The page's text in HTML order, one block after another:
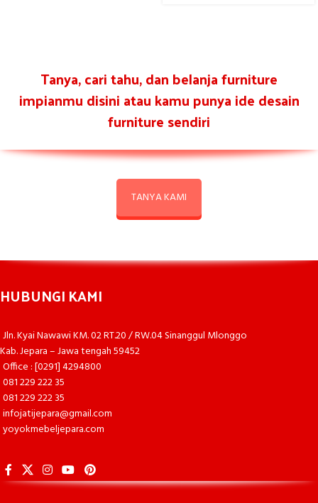
Tanya, cari tahu, dan belanja furniture
impianmu disini atau kamu punya ide desain
furniture sendiri
TANYA KAMI
HUBUNGI KAMI
Jln. Kyai Nawawi KM. 02 RT.20 / RW.04 Sinanggul Mlonggo
Kab. Jepara – Jawa tengah 59452
Office : [0291] 4294800
081 229 222 35
081 229 222 35
infojatijepara@gmail.com
yoyokmebeljepara.com